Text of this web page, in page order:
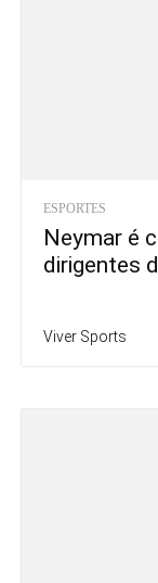
ESPORTES
Neymar é
dirigentes
Viver Sports